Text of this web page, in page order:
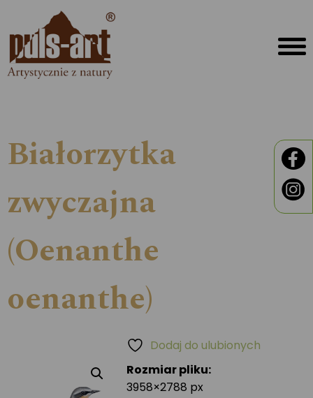
Białorzytka
zwyczajna
(Oenanthe
oenanthe)
Rozmiar pliku:
3958×2788 px
Dodaj do ulubionych